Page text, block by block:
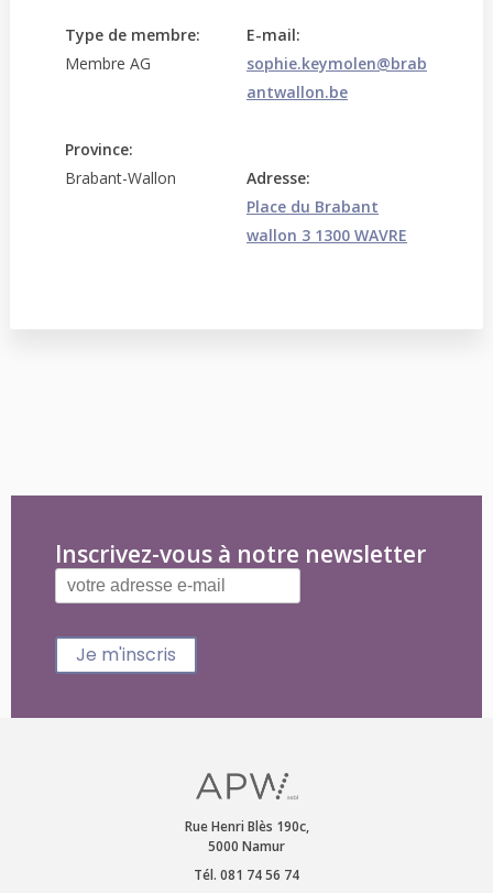
Type de membre:
Membre AG
Province:
Brabant-Wallon
E-mail:
sophie.keymolen@brab
antwallon.be
Adresse:
Place du Brabant
wallon 3 1300 WAVRE
Inscrivez-vous à notre newsletter
Je m'inscris
Rue Henri Blès 190c,
5000 Namur
Tél. 081 74 56 74